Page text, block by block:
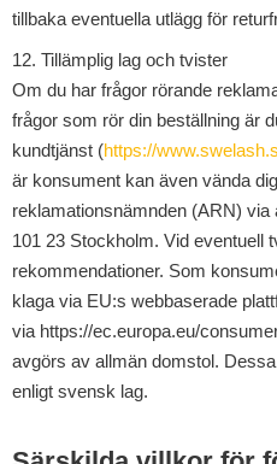
tillbaka eventuella utlägg för
12. Tillämplig lag och tvister
Om du har frågor rörande
frågor som rör din beställning är
kundtjänst (https://
är konsument kan även vända
reklamationsnämnden (ARN) via
101 23 Stockholm. Vid eventuell
rekommendationer. Som
klaga via EU:s webbaserade
via https://ec.europa.eu/
avgörs av allmän domstol.
enligt svensk lag.